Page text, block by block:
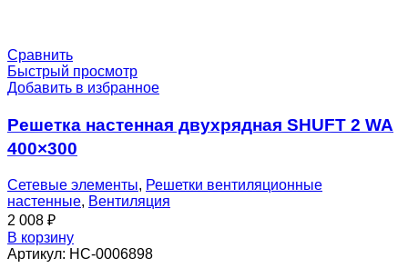
Сравнить
Быстрый просмотр
Добавить в избранное
Решетка настенная двухрядная SHUFT 2 WA
400×300
Сетевые элементы, Решетки вентиляционные
настенные, Вентиляция
2 008 ₽
В корзину
Артикул: НС-0006898